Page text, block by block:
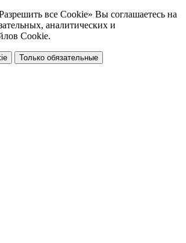
все Cookie» Вы соглашаетесь на
аналитических и
Cookie.
Только обязательные